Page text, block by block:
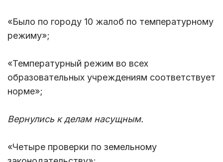
«Было по городу 10 жалоб по температурному
режиму»;
«Температурный режим во всех
образовательных учреждениям соответствует
норме»;
Вернулись к делам насущным.
«Четыре проверки по земельному